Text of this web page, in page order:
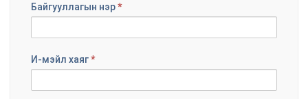
Байгууллагын нэр*
И-мэйл хаяг*